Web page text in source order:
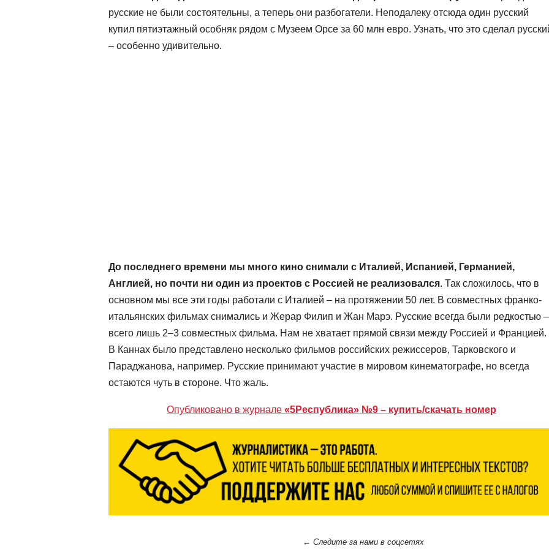
русские не были состоятельны, а теперь они разбогатели. Неподалеку отсюда один русский
купил пятиэтажный особняк рядом с Музеем Орсе за 60 млн евро. Узнать, что это сделал
– особенно удивительно.
До последнего времени мы много кино снимали с Италией, Испанией, Германией,
Англией, но почти ни один из проектов с Россией не реализовался. Так сложилось, что в
основном мы все эти годы работали с Италией – на протяжении 50 лет. В совместных франко-
итальянских фильмах снимались и Жерар Филип и Жан Марэ. Русские всегда были редкостью –
всего лишь 2–3 совместных фильма. Нам не хватает прямой связи между Россией и Францией.
В Каннах было представлено несколько фильмов российских режиссеров, Тарковского и
Параджанова, например. Русские принимают участие в мировом кинематографе, но всегда
остаются чуть в стороне. Что жаль.
Опубликовано в журнале«5Республика» №9 – купить/скачать номер
← Следите за нами в соцсетях